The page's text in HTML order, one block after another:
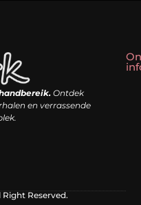
Ontdek
en verrassende
Right Reserved.